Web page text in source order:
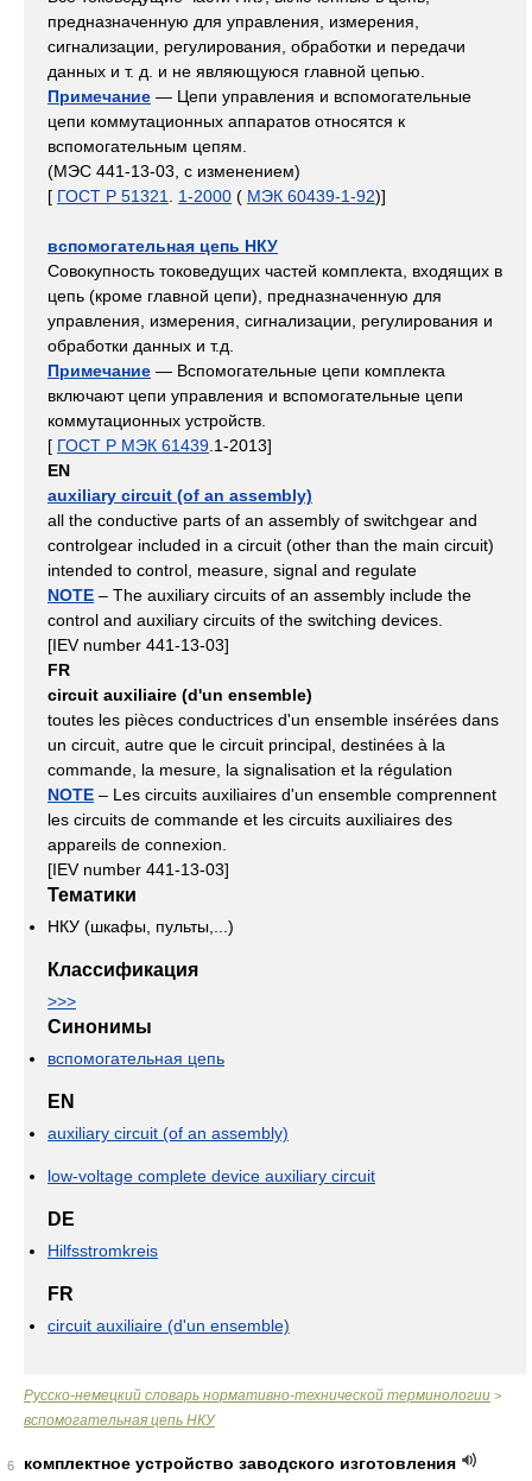
предназначенную для управления, измерения,
сигнализации, регулирования, обработки и передачи
данных и т. д. и не являющуюся главной цепью.
Примечание — Цепи управления и вспомогательные
цепи коммутационных аппаратов относятся к
вспомогательным цепям.
(МЭС 441-13-03, с изменением)
[ ГОСТ Р 51321 1-2000 ( МЭК 60439-1-92)]
вспомогательная цепь НКУ
Совокупность токоведущих частей комплекта, входящих в
цепь (кроме главной цепи), предназначенную для
управления, измерения, сигнализации, регулирования и
обработки данных и т.д.
Примечание — Вспомогательные цепи комплекта
включают цепи управления и вспомогательные цепи
коммутационных устройств.
[ ГОСТ Р МЭК 61439 .1-2013]
EN
auxiliary circuit (of an assembly)
all the conductive parts of an assembly of switchgear and
controlgear included in a circuit (other than the main circuit)
intended to control, measure, signal and regulate
NOTE – The auxiliary circuits of an assembly include the
control and auxiliary circuits of the switching devices.
[IEV number 441-13-03]
FR
circuit auxiliaire (d'un ensemble)
toutes les pièces conductrices d'un ensemble insérées dans
un circuit, autre que le circuit principal, destinées à la
commande, la mesure, la signalisation et la régulation
NOTE – Les circuits auxiliaires d'un ensemble comprennent
les circuits de commande et les circuits auxiliaires des
appareils de connexion.
[IEV number 441-13-03]
Тематики
НКУ (шкафы, пульты,...)
Классификация
>>>
Синонимы
вспомогательная цепь
EN
auxiliary circuit (of an assembly)
low-voltage complete device auxiliary circuit
DE
Hilfsstromkreis
FR
circuit auxiliaire (d'un ensemble)
Русско-немецкий словарь нормативно-технической терминологии >
вспомогательная цепь НКУ
6
комплектное устройство заводского изготовления